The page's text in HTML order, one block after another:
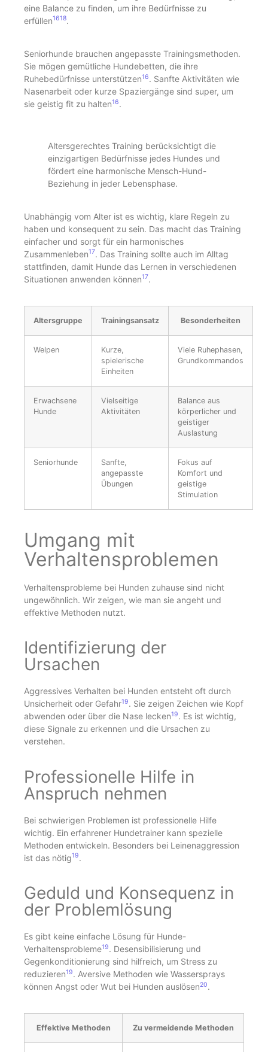
eine Balance zu finden, um ihre Bedürfnisse zu
erfüllen1618.
Seniorhunde brauchen angepasste Trainingsmethoden.
Sie mögen gemütliche Hundebetten, die ihre
Ruhebedürfnisse unterstützen16. Sanfte Aktivitäten wie
Nasenarbeit oder kurze Spaziergänge sind super, um
sie geistig fit zu halten16.
Altersgerechtes Training berücksichtigt die
einzigartigen Bedürfnisse jedes Hundes und
fördert eine harmonische Mensch-Hund-
Beziehung in jeder Lebensphase.
Unabhängig vom Alter ist es wichtig, klare Regeln zu
haben und konsequent zu sein. Das macht das Training
einfacher und sorgt für ein harmonisches
Zusammenleben17. Das Training sollte auch im Alltag
stattfinden, damit Hunde das Lernen in verschiedenen
Situationen anwenden können17.
Altersgruppe Trainingsansatz Besonderheiten
Welpen
Kurze,
spielerische
Einheiten
Viele Ruhephasen,
Grundkommandos
Erwachsene
Hunde
Vielseitige
Aktivitäten
Balance aus
körperlicher und
geistiger
Auslastung
Seniorhunde
Sanfte,
angepasste
Übungen
Fokus auf
Komfort und
geistige
Stimulation
Umgang mit
Verhaltensproblemen
Verhaltensprobleme bei Hunden zuhause sind nicht
ungewöhnlich. Wir zeigen, wie man sie angeht und
effektive Methoden nutzt.
Identifizierung der
Ursachen
Aggressives Verhalten bei Hunden entsteht oft durch
Unsicherheit oder Gefahr19. Sie zeigen Zeichen wie Kopf
abwenden oder über die Nase lecken19. Es ist wichtig,
diese Signale zu erkennen und die Ursachen zu
verstehen.
Professionelle Hilfe in
Anspruch nehmen
Bei schwierigen Problemen ist professionelle Hilfe
wichtig. Ein erfahrener Hundetrainer kann spezielle
Methoden entwickeln. Besonders bei Leinenaggression
ist das nötig19.
Geduld und Konsequenz in
der Problemlösung
Es gibt keine einfache Lösung für Hunde-
Verhaltensprobleme19. Desensibilisierung und
Gegenkonditionierung sind hilfreich, um Stress zu
reduzieren19. Aversive Methoden wie Wassersprays
können Angst oder Wut bei Hunden auslösen20.
Effektive Methoden Zu vermeidende Methoden